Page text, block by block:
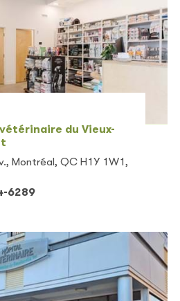
du Vieux-
Montréal, QC H1Y 1W1,
6289